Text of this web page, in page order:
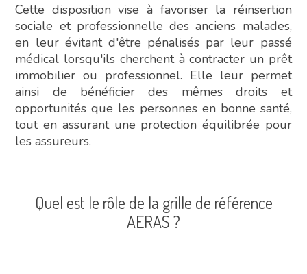
Cette disposition vise à favoriser la réinsertion
sociale et professionnelle des anciens malades,
en leur évitant d'être pénalisés par leur passé
médical lorsqu'ils cherchent à contracter un prêt
immobilier ou professionnel. Elle leur permet
ainsi de bénéficier des mêmes droits et
opportunités que les personnes en bonne santé,
tout en assurant une protection équilibrée pour
les assureurs.
Quel est le rôle de la grille de référence
AERAS ?